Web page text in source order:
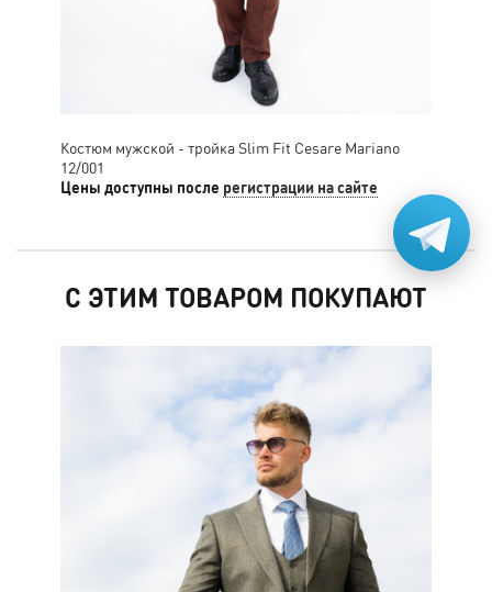
Костюм мужской - тройка Slim Fit Cesare Mariano
12/001
Цены доступны после регистрации на сайте
С ЭТИМ ТОВАРОМ ПОКУПАЮТ